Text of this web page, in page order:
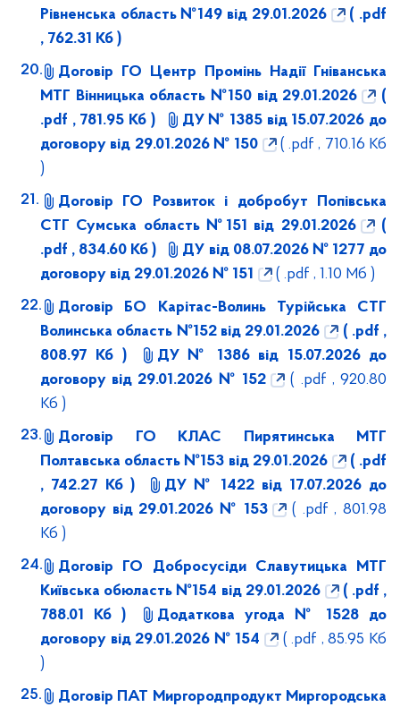
Рівненська область №149 від 29.01.2026
( .pdf
, 762.31 Кб )
Договір ГО Центр Промінь Надії Гніванська
МТГ Вінницька область №150 від 29.01.2026
(
.pdf , 781.95 Кб )
ДУ № 1385 від 15.07.2026 до
договору від 29.01.2026 № 150
( .pdf , 710.16 Кб
)
Договір ГО Розвиток і добробут Попівська
СТГ Сумська область №151 від 29.01.2026
(
.pdf , 834.60 Кб )
ДУ від 08.07.2026 № 1277 до
договору від 29.01.2026 № 151
( .pdf , 1.10 Мб )
Договір БО Карітас-Волинь Турійська СТГ
Волинська область №152 від 29.01.2026
( .pdf ,
808.97 Кб )
ДУ № 1386 від 15.07.2026 до
договору від 29.01.2026 № 152
( .pdf , 920.80
Кб )
Договір ГО КЛАС Пирятинська МТГ
Полтавська область №153 від 29.01.2026
( .pdf
, 742.27 Кб )
ДУ № 1422 від 17.07.2026 до
договору від 29.01.2026 № 153
( .pdf , 801.98
Кб )
Договір ГО Добросусіди Славутицька МТГ
Київська обюласть №154 від 29.01.2026
( .pdf ,
788.01 Кб )
Додаткова угода № 1528 до
договору від 29.01.2026 № 154
( .pdf , 85.95 Кб
)
Договір ПАТ Миргородпродукт Миргородська